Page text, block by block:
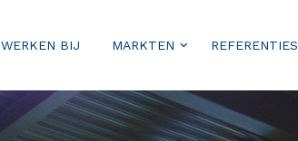
WERKEN BIJ MARKTEN REFERENTIES